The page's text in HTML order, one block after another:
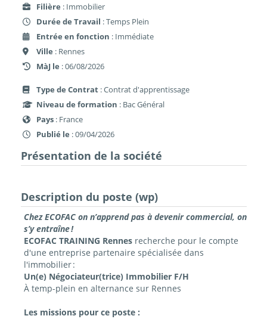
Filière : Immobilier
Durée de Travail : Temps Plein
Entrée en fonction : Immédiate
Ville : Rennes
MàJ le : 06/08/2026
Type de Contrat : Contrat d'apprentissage
Niveau de formation : Bac Général
Pays : France
Publié le : 09/04/2026
Présentation de la société
Description du poste (wp)
Chez ECOFAC on n’apprend pas à devenir commercial, on
s’y entraîne !
ECOFAC TRAINING Rennesrecherche pour le compte
d'une entreprise partenaire spécialisée dans
l'immobilier:
Un(e) Négociateur(trice) Immobilier F/H
À temp-plein en alternance sur Rennes
Les missions pour ce poste :